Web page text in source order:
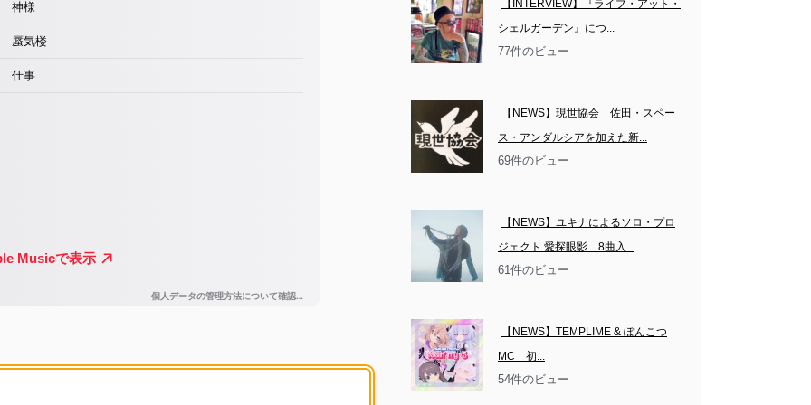
【INTERVIEW】『ライブ・アット・
シェルガーデン』につ...
77件のビュー
【NEWS】現世協会　佐田・スペー
ス・アンダルシアを加えた新...
69件のビュー
【NEWS】ユキナによるソロ・プロ
ジェクト 愛探眼影　8曲入...
61件のビュー
【NEWS】TEMPLIME & ぽんこつ
MC　初...
54件のビュー